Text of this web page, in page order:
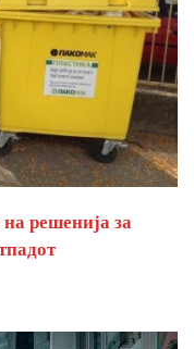
решенија за